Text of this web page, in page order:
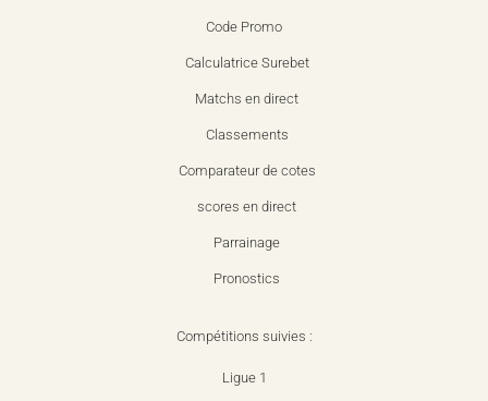
Code Promo
Calculatrice Surebet
Matchs en direct
Classements
Comparateur de cotes
scores en direct
Parrainage
Pronostics
Compétitions suivies :
Ligue 1